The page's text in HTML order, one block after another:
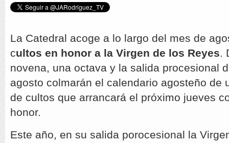
La Catedral acoge a lo largo del mes de
cultos en honor a la Virgen de los Reyes.
novena, una octava y la salida procesional
agosto colmarán el calendario agosteño de
de cultos que arrancará el próximo jueves
honor.
Este año, en su salida porocesional la